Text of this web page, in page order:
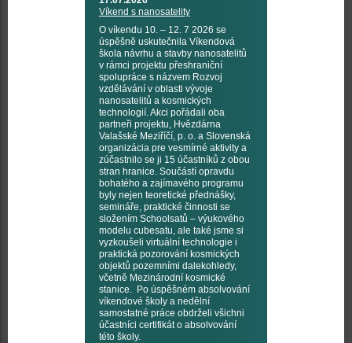
Víkend s nanosatelity
O víkendu 10. – 12. 7 2026 se
úspěšně uskutečnila Víkendová
škola návrhu a stavby nanosatelitů
v rámci projektu přeshraniční
spolupráce s názvem Rozvoj
vzdělávání v oblasti vývoje
nanosatelitů a kosmických
technologií. Akci pořádali oba
partneři projektu, Hvězdárna
Valašské Meziříčí, p. o. a Slovenská
organizácia pre vesmírné aktivity a
zúčastnilo se ji 15 účastníků z obou
stran hranice. Součástí opravdu
bohatého a zajímavého programu
byly nejen teoretické přednášky,
semináře, praktické činnosti se
složením Schoolsatů – výukového
modelu cubesatu, ale také jsme si
vyzkoušeli virtuální technologie i
praktická pozorování kosmických
objektů pozemními dalekohledy,
včetně Mezinárodní kosmické
stanice. Po úspěšném absolvování
víkendové školy a nedělní
samostatné práce obdrželi všichni
účastníci certifikát o absolvování
této školy.